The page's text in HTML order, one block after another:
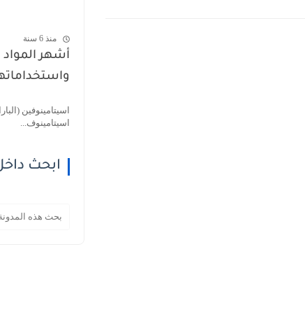
منذ 6 سنة
أشهر المواد
اسيتامينوف...
ابحث